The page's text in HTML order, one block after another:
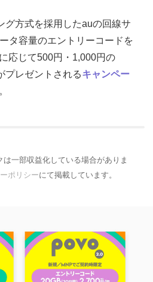
グ方式を採用したauの回線サ
タ容量のエントリーコードを
応じて500円・1,000円の
プレゼントされるキャンペー
一部収益化している場合がありま
ポリシーにて掲載しています。